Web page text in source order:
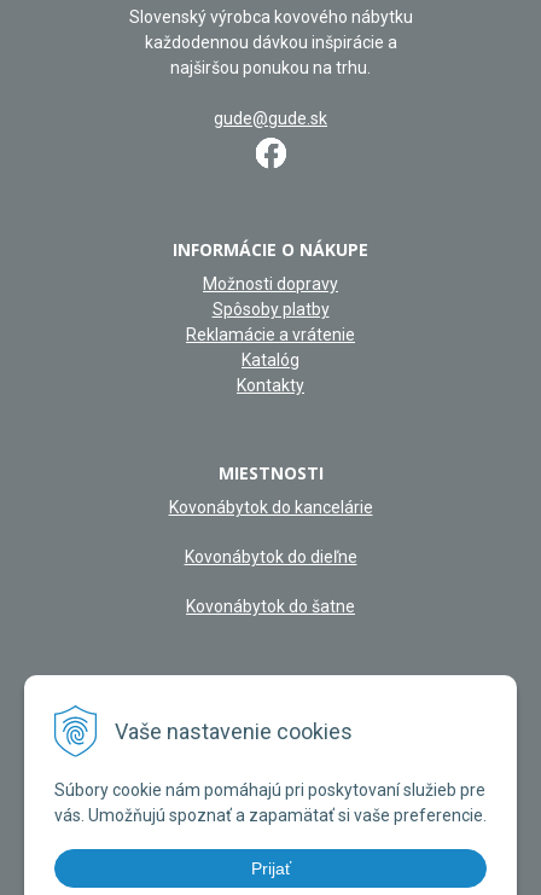
Vaše nastavenie cookies
Súbory cookie nám pomáhajú pri poskytovaní služieb pre
vás. Umožňujú spoznať a zapamätať si vaše preferencie.
Prijať
Slovenský výrobca kovového nábytku
každodennou dávkou inšpirácie a
najširšou ponukou na trhu.
gude@gude.sk
INFORMÁCIE O NÁKUPE
Možnosti dopravy
Spôsoby platby
Reklamácie a vrátenie
Katalóg
Kontakty
MIESTNOSTI
Kovonábytok do kancelárie
Kovonábytok do dieľne
Kovonábytok do šatne